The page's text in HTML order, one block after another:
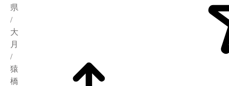
県
/
大
月
/
猿
橋